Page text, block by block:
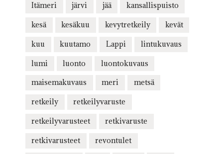
Itämeri järvi jää kansallispuisto
kesä kesäkuu kevytretkeily kevät
kuu kuutamo Lappi lintukuvaus
lumi luonto luontokuvaus
maisemakuvaus meri metsä
retkeily retkeilyvaruste
retkeilyvarusteet retkivaruste
retkivarusteet revontulet